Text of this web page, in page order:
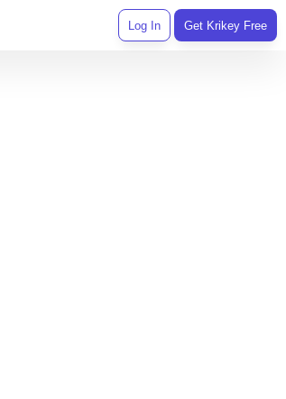
Log In Get Krikey Free